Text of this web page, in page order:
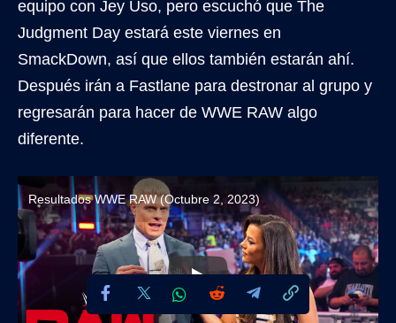
equipo con Jey Uso, pero escuchó que The
Judgment Day estará este viernes en
SmackDown, así que ellos también estarán ahí.
Después irán a Fastlane para destronar al grupo y
regresarán para hacer de WWE RAW algo
diferente.
Resultados WWE RAW (Octubre 2, 2023)